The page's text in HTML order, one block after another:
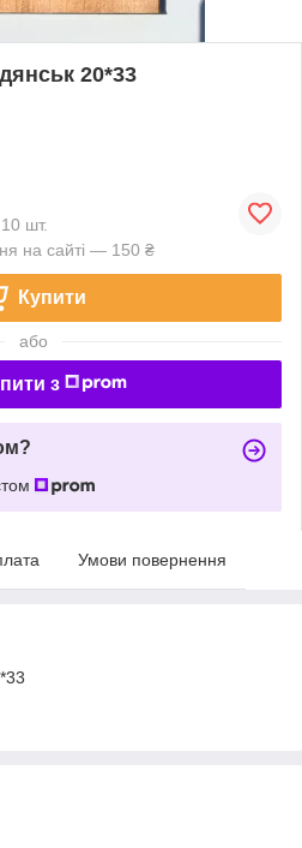
20*33
шт.
на сайті — 150 ₴
Купити
або
з
Умови повернення